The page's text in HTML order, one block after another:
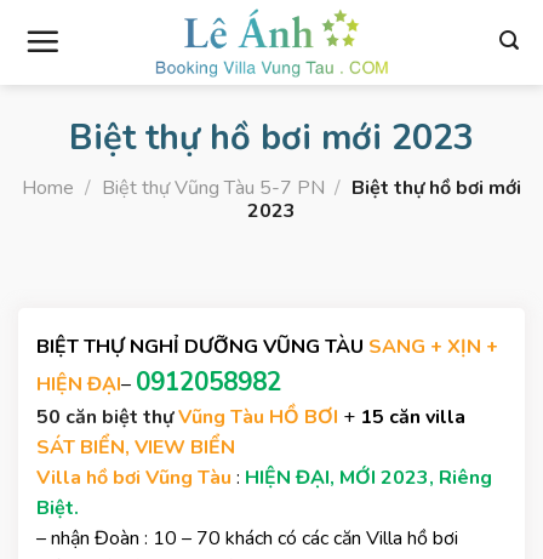
Biệt thự hồ bơi mới 2023
Home / Biệt thự Vũng Tàu 5-7 PN / Biệt thự hồ bơi mới
2023
BIỆT THỰ NGHỈ DƯỠNG VŨNG TÀU SANG + XỊN +
HIỆN ĐẠI– 0912058982
50 căn biệt thựVũng Tàu HỒ BƠI + 15 căn villa
SÁT BIỂN, VIEW BIỂN
Villa hồ bơi Vũng Tàu : HIỆN ĐẠI, MỚI 2023, Riêng
Biệt.
– nhận Đoàn : 10 – 70 khách có các căn Villa hồ bơi